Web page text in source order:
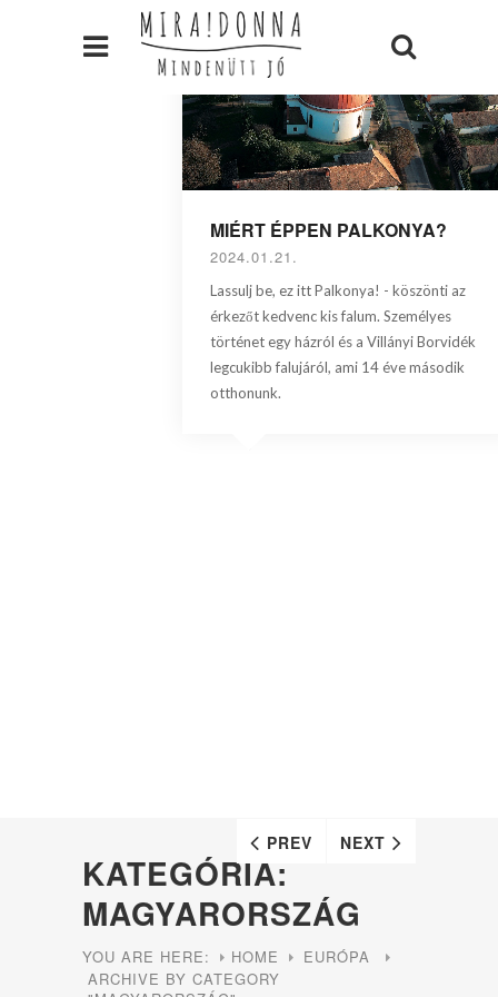
MIÉRT ÉPPEN PALKONYA?
2024.01.21.
Lassulj be, ez itt Palkonya! - köszönti az
érkezőt kedvenc kis falum. Személyes
történet egy házról és a Villányi Borvidék
legcukibb falujáról, ami 14 éve második
otthonunk.
KATEGÓRIA:
MAGYARORSZÁG
YOU ARE HERE: HOME
EURÓPA
ARCHIVE BY CATEGORY
PREV NEXT